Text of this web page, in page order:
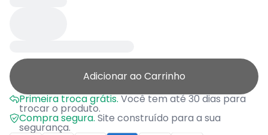
Adicionar ao Carrinho
Primeira troca grátis.Você tem até 30 dias para
trocar o produto.
Compra segura. Site construído para a sua
segurança.